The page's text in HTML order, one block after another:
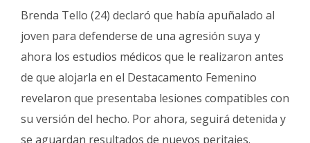
La
Zona
Cultura
Tecnología
Gastronomía
Salud
Brenda Tello (24) declaró que había apuñalado al
joven para defenderse de una agresión suya y
ahora los estudios médicos que le realizaron antes
de que alojarla en el Destacamento Femenino
revelaron que presentaba lesiones compatibles con
su versión del hecho. Por ahora, seguirá detenida y
se aguardan resultados de nuevos peritajes.